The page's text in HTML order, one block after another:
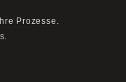
Prozesse.